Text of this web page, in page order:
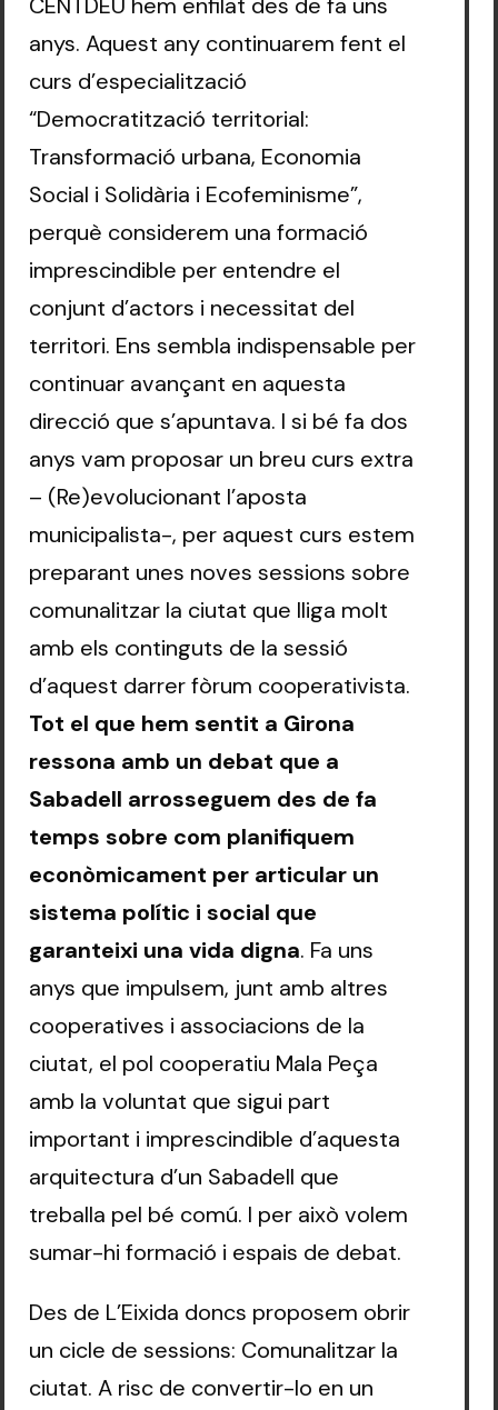
anys. Aquest any continuarem fent el
curs d’especialització
“Democratització territorial:
Transformació urbana, Economia
Social i Solidària i Ecofeminisme”,
perquè considerem una formació
imprescindible per entendre el
conjunt d’actors i necessitat del
territori. Ens sembla indispensable per
continuar avançant en aquesta
direcció que s’apuntava. I si bé fa dos
anys vam proposar un breu curs extra
– (Re)evolucionant l’aposta
municipalista-, per aquest curs estem
preparant unes noves sessions sobre
comunalitzar la ciutat que lliga molt
amb els continguts de la sessió
d’aquest darrer fòrum cooperativista.
Tot el que hem sentit a Girona
ressona amb un debat que a
Sabadell arrosseguem des de fa
temps sobre com planifiquem
econòmicament per articular un
sistema polític i social que
garanteixi una vida digna. Fa uns
anys que impulsem, junt amb altres
cooperatives i associacions de la
ciutat, el pol cooperatiu Mala Peça
amb la voluntat que sigui part
important i imprescindible d’aquesta
arquitectura d’un Sabadell que
treballa pel bé comú. I per això volem
sumar-hi formació i espais de debat.
Des de L’Eixida doncs proposem obrir
un cicle de sessions: Comunalitzar la
ciutat. A risc de convertir-lo en un